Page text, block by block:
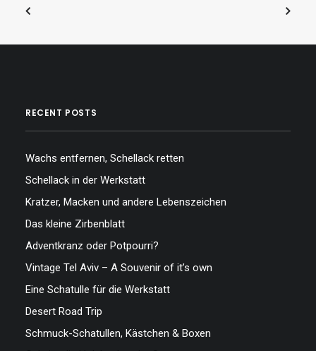
RECENT POSTS
Wachs entfernen, Schellack retten
Schellack in der Werkstatt
Kratzer, Macken und andere Lebenszeichen
Das kleine Zirbenblatt
Adventkranz oder Potpourri?
Vintage Tel Aviv – A Souvenir of it’s own
Eine Schatulle für die Werkstatt
Desert Road Trip
Schmuck-Schatullen, Kästchen & Boxen